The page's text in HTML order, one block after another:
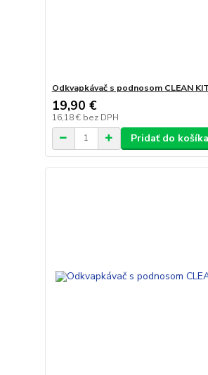
Odkvapkávač s podnosom CLEAN
19,90 €
16,18 € bez DPH
Pridať do košíka